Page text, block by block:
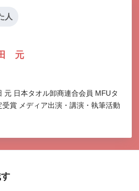
人
元
元 日本タオル卸商連合会員 MFUタ
賞 メディア出演・講演・執筆活動